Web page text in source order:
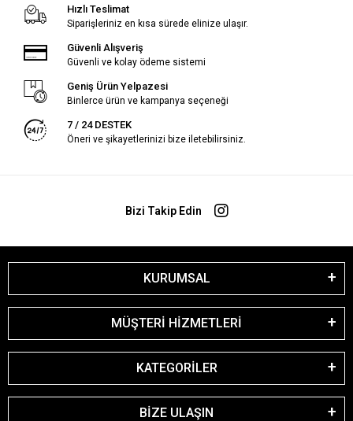
Hızlı Teslimat
Siparişleriniz en kısa sürede elinize ulaşır.
Güvenli Alışveriş
Güvenli ve kolay ödeme sistemi
Geniş Ürün Yelpazesi
Binlerce ürün ve kampanya seçeneği
7 / 24 DESTEK
Öneri ve şikayetlerinizi bize iletebilirsiniz.
Bizi Takip Edin
KURUMSAL
MÜŞTERİ HİZMETLERİ
KATEGORİLER
BİZE ULAŞIN